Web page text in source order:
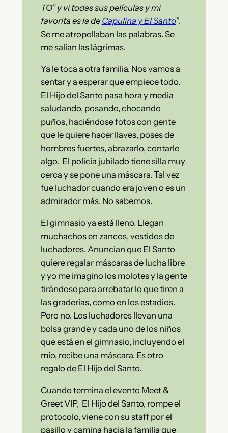
TO” y vi todas sus películas y mi
favorita es la de Capulina y El Santo”.
Se me atropellaban las palabras. Se
me salían las lágrimas.
Ya le toca a otra familia. Nos vamos a
sentar y a esperar que empiece todo.
El Hijo del Santo pasa hora y media
saludando, posando, chocando
puños, haciéndose fotos con gente
que le quiere hacer llaves, poses de
hombres fuertes, abrazarlo, contarle
algo. El policía jubilado tiene silla muy
cerca y se pone una máscara. Tal vez
fue luchador cuando era joven o es un
admirador más. No sabemos.
El gimnasio ya está lleno. Llegan
muchachos en zancos, vestidos de
luchadores. Anuncian que El Santo
quiere regalar máscaras de lucha libre
y yo me imagino los molotes y la gente
tirándose para arrebatar lo que tiren a
las graderías, como en los estadios.
Pero no. Los luchadores llevan una
bolsa grande y cada uno de los niños
que está en el gimnasio, incluyendo el
mío, recibe una máscara. Es otro
regalo de El Hijo del Santo.
Cuando termina el evento Meet &
Greet VIP, El Hijo del Santo, rompe el
protocolo, viene con su staff por el
pasillo y camina hacia la familia que